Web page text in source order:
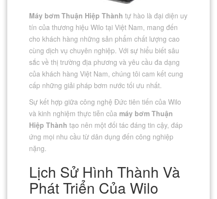
Máy bơm Thuận Hiệp Thành tự hào là đại diện uy
tín của thương hiệu Wilo tại Việt Nam, mang đến
cho khách hàng những sản phẩm chất lượng cao
cùng dịch vụ chuyên nghiệp. Với sự hiểu biết sâu
sắc về thị trường địa phương và yêu cầu đa dạng
của khách hàng Việt Nam, chúng tôi cam kết cung
cấp những giải pháp bơm nước tối ưu nhất.
Sự kết hợp giữa công nghệ Đức tiên tiến của Wilo
và kinh nghiệm thực tiễn của máy bơm Thuận
Hiệp Thành tạo nên một đối tác đáng tin cậy, đáp
ứng mọi nhu cầu từ dân dụng đến công nghiệp
nặng.
Lịch Sử Hình Thành Và
Phát Triển Của Wilo